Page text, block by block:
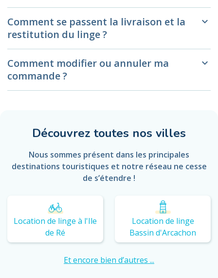
Comment se passent la livraison et la
restitution du linge ?
keyboard_arrow_down
Comment modifier ou annuler ma
commande ?
keyboard_arrow_down
Découvrez toutes nos villes
Nous sommes présent dans les principales
destinations touristiques et notre réseau ne cesse
de s’étendre !
Location de linge à l'Ile
de Ré
Location de linge
Bassin d'Arcachon
Et encore bien d’autres ...